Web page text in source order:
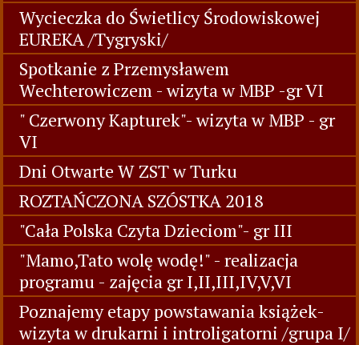
Wycieczka do Świetlicy Środowiskowej
EUREKA /Tygryski/
Spotkanie z Przemysławem
Wechterowiczem - wizyta w MBP -gr VI
" Czerwony Kapturek"- wizyta w MBP - gr
VI
Dni Otwarte W ZST w Turku
ROZTAŃCZONA SZÓSTKA 2018
"Cała Polska Czyta Dzieciom"- gr III
"Mamo,Tato wolę wodę!" - realizacja
programu - zajęcia gr I,II,III,IV,V,VI
Poznajemy etapy powstawania książek-
wizyta w drukarni i introligatorni /grupa I/